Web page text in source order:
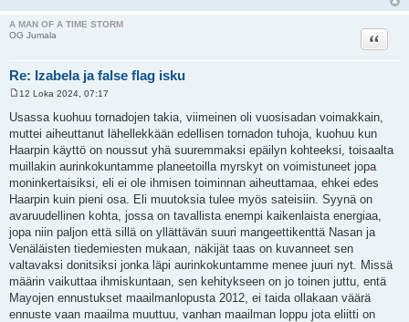
A MAN OF A TIME STORM
OG Jumala
Re: Izabela ja false flag isku
Lainaa
e
s
i
12 Loka 2024, 07:17
Usassa kuohuu tornadojen takia, viimeinen oli vuosisadan voimakkain,
muttei aiheuttanut lähellekkään edellisen tornadon tuhoja, kuohuu kun
Haarpin käyttö on noussut yhä suuremmaksi epäilyn kohteeksi, toisaalta
muillakin aurinkokuntamme planeetoilla myrskyt on voimistuneet jopa
moninkertaisiksi, eli ei ole ihmisen toiminnan aiheuttamaa, ehkei edes
Haarpin kuin pieni osa. Eli muutoksia tulee myös sateisiin. Syynä on
avaruudellinen kohta, jossa on tavallista enempi kaikenlaista energiaa,
jopa niin paljon että sillä on yllättävän suuri mangeettikenttä Nasan ja
Venäläisten tiedemiesten mukaan, näkijät taas on kuvanneet sen
valtavaksi donitsiksi jonka läpi aurinkokuntamme menee juuri nyt. Missä
määrin vaikuttaa ihmiskuntaan, sen kehitykseen on jo toinen juttu, entä
Mayojen ennustukset maailmanlopusta 2012, ei taida ollakaan väärä
ennuste vaan maailma muuttuu, vanhan maailman loppu jota eliitti on